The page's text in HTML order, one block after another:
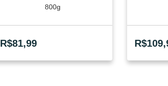
800g
R$81,99 R$